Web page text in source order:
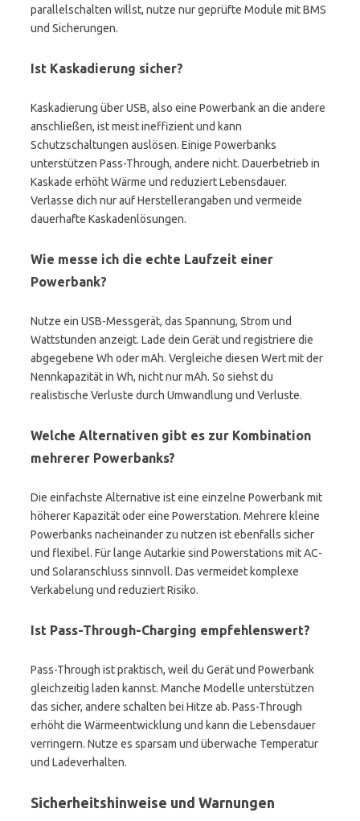
parallelschalten willst, nutze nur geprüfte Module mit BMS
und Sicherungen.
Ist Kaskadierung sicher?
Kaskadierung über USB, also eine Powerbank an die andere
anschließen, ist meist ineffizient und kann
Schutzschaltungen auslösen. Einige Powerbanks
unterstützen Pass-Through, andere nicht. Dauerbetrieb in
Kaskade erhöht Wärme und reduziert Lebensdauer.
Verlasse dich nur auf Herstellerangaben und vermeide
dauerhafte Kaskadenlösungen.
Wie messe ich die echte Laufzeit einer
Powerbank?
Nutze ein USB-Messgerät, das Spannung, Strom und
Wattstunden anzeigt. Lade dein Gerät und registriere die
abgegebene Wh oder mAh. Vergleiche diesen Wert mit der
Nennkapazität in Wh, nicht nur mAh. So siehst du
realistische Verluste durch Umwandlung und Verluste.
Welche Alternativen gibt es zur Kombination
mehrerer Powerbanks?
Die einfachste Alternative ist eine einzelne Powerbank mit
höherer Kapazität oder eine Powerstation. Mehrere kleine
Powerbanks nacheinander zu nutzen ist ebenfalls sicher
und flexibel. Für lange Autarkie sind Powerstations mit AC-
und Solaranschluss sinnvoll. Das vermeidet komplexe
Verkabelung und reduziert Risiko.
Ist Pass-Through-Charging empfehlenswert?
Pass-Through ist praktisch, weil du Gerät und Powerbank
gleichzeitig laden kannst. Manche Modelle unterstützen
das sicher, andere schalten bei Hitze ab. Pass-Through
erhöht die Wärmeentwicklung und kann die Lebensdauer
verringern. Nutze es sparsam und überwache Temperatur
und Ladeverhalten.
Sicherheitshinweise und Warnungen